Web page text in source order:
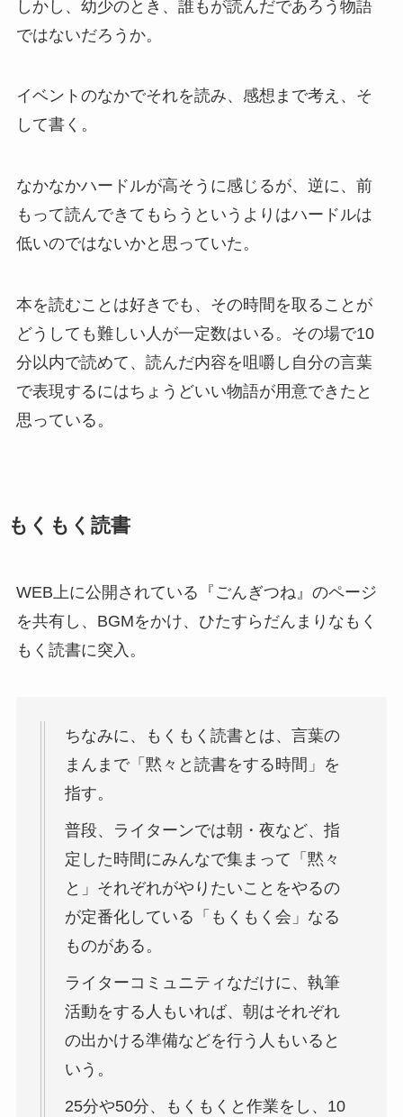
しかし、幼少のとき、誰もが読んだであろう物語
ではないだろうか。
イベントのなかでそれを読み、感想まで考え、そ
して書く。
なかなかハードルが高そうに感じるが、逆に、前
もって読んできてもらうというよりはハードルは
低いのではないかと思っていた。
本を読むことは好きでも、その時間を取ることが
どうしても難しい人が一定数はいる。その場で10
分以内で読めて、読んだ内容を咀嚼し自分の言葉
で表現するにはちょうどいい物語が用意できたと
思っている。
もくもく読書
WEB上に公開されている『ごんぎつね』のページ
を共有し、BGMをかけ、ひたすらだんまりなもく
もく読書に突入。
ちなみに、もくもく読書とは、言葉の
まんまで「黙々と読書をする時間」を
指す。
普段、ライターンでは朝・夜など、指
定した時間にみんなで集まって「黙々
と」それぞれがやりたいことをやるの
が定番化している「もくもく会」なる
ものがある。
ライターコミュニティなだけに、執筆
活動をする人もいれば、朝はそれぞれ
の出かける準備などを行う人もいると
いう。
25分や50分、もくもくと作業をし、10